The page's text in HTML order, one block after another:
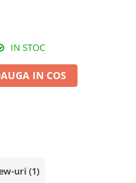
IN STOC
IN COS
uri (1)